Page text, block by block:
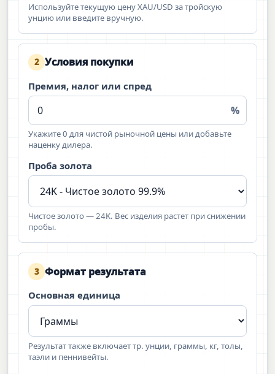
Используйте текущую цену XAU/USD за тройскую
унцию или введите вручную.
2 Условия покупки
Премия, налог или спред
%
Укажите 0 для чистой рыночной цены или добавьте
наценку дилера.
Проба золота
Чистое золото — 24K. Вес изделия растет при снижении
пробы.
3 Формат результата
Основная единица
Результат также включает тр. унции, граммы, кг, толы,
таэли и пеннивейты.